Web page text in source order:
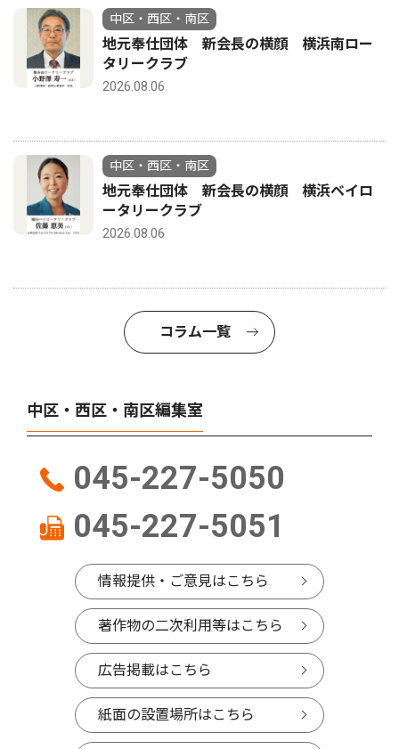
中区・西区・南区
地元奉仕団体 新会長の横顔 横浜南ロー
タリークラブ
2026.08.06
中区・西区・南区
地元奉仕団体 新会長の横顔 横浜ベイロ
ータリークラブ
2026.08.06
コラム一覧
中区・西区・南区編集室
045-227-5050
045-227-5051
情報提供・ご意見はこちら
著作物の二次利用等はこちら
広告掲載はこちら
紙面の設置場所はこちら